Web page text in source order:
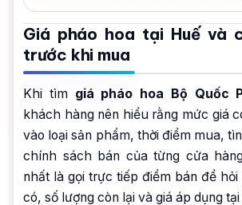
Giá pháo hoa tại Huế và
trước khi mua
Khi tìm giá pháo hoa Bộ Quốc
khách hàng nên hiểu rằng mức giá
vào loại sản phẩm, thời điểm mua,
chính sách bán của từng cửa
nhất là gọi trực tiếp điểm bán để
có, số lượng còn lại và giá áp dụng